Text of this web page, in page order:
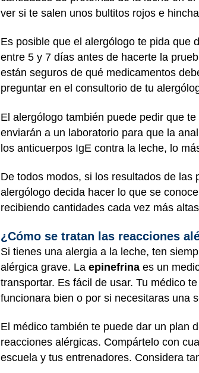
ver si te salen unos bultitos rojos e
Es posible que el alergólogo te pida que
entre 5 y 7 días antes de hacerte la
están seguros de qué medicamentos
preguntar en el consultorio de tu
El alergólogo también puede pedir que
enviarán a un laboratorio para que la
los anticuerpos IgE contra la leche, lo
De todos modos, si los resultados de las
alergólogo decida hacer lo que se
recibiendo cantidades cada vez más
¿Cómo se tratan las reacciones
Si tienes una alergia a la leche, ten
alérgica grave. La epinefrina es un
transportar. Es fácil de usar. Tu médico
funcionara bien o por si necesitaras una
El médico también te puede dar un plan
reacciones alérgicas. Compártelo con
escuela y tus entrenadores. Considera